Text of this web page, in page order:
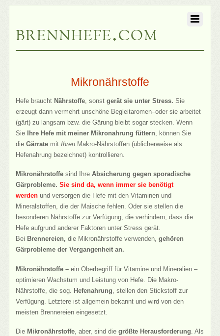
brennhefe.com
Mikronährstoffe
Hefe braucht Nährstoffe , sonstgerät sie unter Stress. Sie
erzeugt dann vermehrt unschöne Begleitaromen–oder sie arbeitet
(gärt) zu langsam bzw. die Gärung bleibt sogar stecken. Wenn
Sie
Ihre Hefe mit meiner Mikronahrung füttern , können Sie
dieGärrate mitIhren Makro-Nährstoffen (üblicherweise als
Hefenahrung bezeichnet) kontrollieren.
Mikronährstoffe sind IhreAbsicherung gegen sporadische
Gärprobleme. Sie sind da, wenn immer sie benötigt
werden und versorgen die Hefe mit den Vitaminen und
Mineralstoffen, die der Maische fehlen. Oder sie stellen die
besonderen Nährstoffe zur Verfügung, die verhindern, dass die
Hefe aufgrund anderer Faktoren unter Stress gerät.
Bei Brennereien, die Mikronährstoffe verwenden,gehören
Gärprobleme der Vergangenheit an.
Mikronährstoffe –ein Oberbegriff für Vitamine und Mineralien –
optimieren Wachstum und Leistung von Hefe. Die Makro-
Nährstoffe, die sog. Hefenahrung , stellen den Stickstoff zur
Verfügung. Letztere ist allgemein bekannt und wird von den
meisten Brennereien eingesetzt.
Die Mikronährstoffe , aber, sind diegrößte Herausforderung . Als